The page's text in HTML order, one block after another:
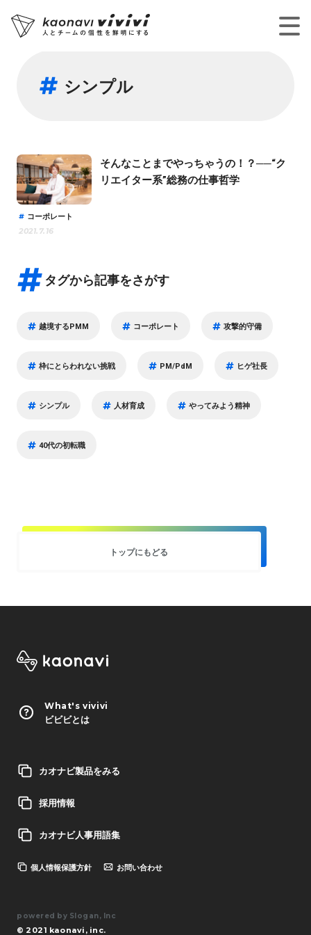
シンプル
そんなことまでやっちゃうの！？──“ク
リエイター系”総務の仕事哲学
コーポレート
2021.7.16
タグから記事をさがす
越境するPMM コーポレート 攻撃的守備
枠にとらわれない挑戦 PM/PdM ヒゲ社長
シンプル 人材育成 やってみよう精神
40代の初転職
トップにもどる
What's vivivi
ビビビとは
カオナビ製品をみる
採用情報
カオナビ人事用語集
個人情報保護方針 お問い合わせ
powered by Slogan, Inc
© 2021 kaonavi, inc.